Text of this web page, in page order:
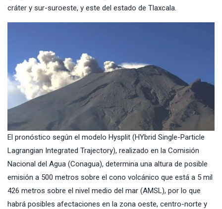
cráter y sur-suroeste, y este del estado de Tlaxcala.
El pronóstico según el modelo Hysplit (HYbrid Single-Particle
Lagrangian Integrated Trajectory), realizado en la Comisión
Nacional del Agua (Conagua), determina una altura de posible
emisión a 500 metros sobre el cono volcánico que está a 5 mil
426 metros sobre el nivel medio del mar (AMSL), por lo que
habrá posibles afectaciones en la zona oeste, centro-norte y